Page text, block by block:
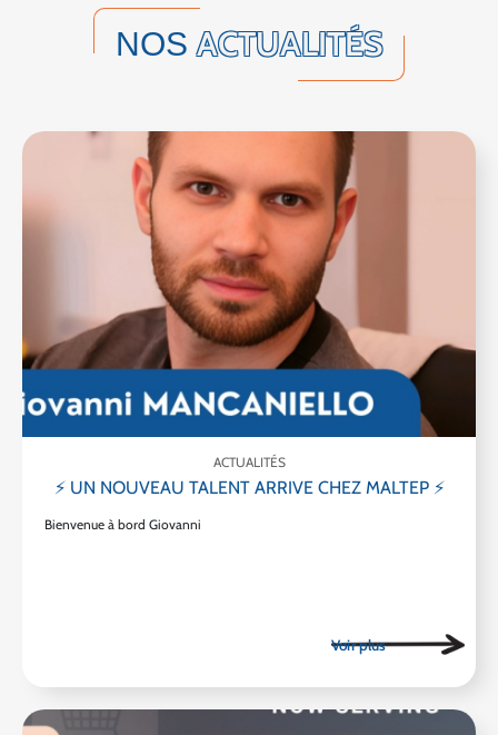
NOSACTUALITÉS
ACTUALITÉS
⚡ UN NOUVEAU TALENT ARRIVE CHEZ MALTEP ⚡
Bienvenue à bord Giovanni